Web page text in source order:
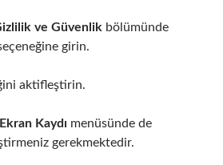
ve Güvenlik bölümünde
girin.
aktifleştirin.
Ekran Kaydı menüsünde de
gerekmektedir.